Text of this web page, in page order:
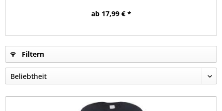
ab 17,99 € *
Filtern